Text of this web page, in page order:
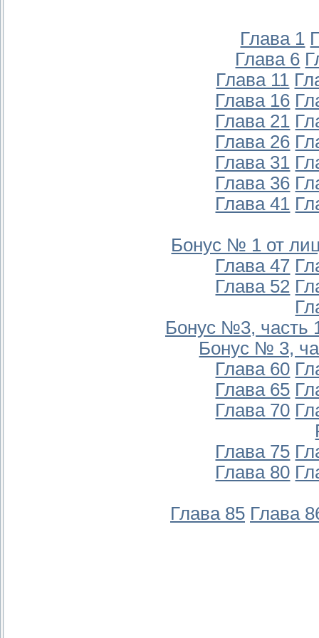
Глава 1
Глава 6
Глава 11
Глава 16
Глава 21
Глава 26
Глава 31
Глава 36
Глава 41
Бонус № 1 от
Глава 47
Глава 52
Бонус №3, часть
Бонус № 3,
Глава 60
Глава 65
Глава 70
Глава 75
Глава 80
Глава 85 Глава